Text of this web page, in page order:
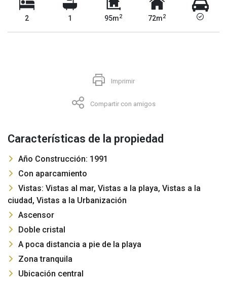
2 1 95m2 72m2
Imprimir
Compartir con amigos
Características de la propiedad
Año Construcción: 1991
Con aparcamiento
Vistas: Vistas al mar, Vistas a la playa, Vistas a la
ciudad, Vistas a la Urbanización
Ascensor
Doble cristal
A poca distancia a pie de la playa
Zona tranquila
Ubicación central